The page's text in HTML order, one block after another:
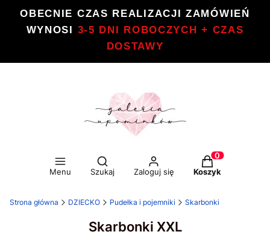
OBECNIE CZAS REALIZACJI ZAMÓWIEŃ
WYNOSI 3-5 DNI ROBOCZYCH + CZAS
DOSTAWY
Menu
Otwórz wyszukiwarkę
Szukaj Zaloguj się
Produkty w
Koszyk
Strona główna DZIECKO Pudełka i pojemniki Skarbonki
Skarbonki XXL